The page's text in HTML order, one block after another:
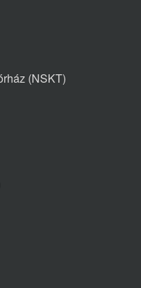
(NSKT)